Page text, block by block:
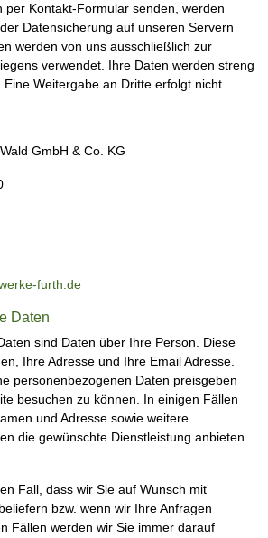
per Kontakt-Formular senden, werden
Datensicherung auf unseren Servern
werden von uns ausschließlich zur
verwendet. Ihre Daten werden streng
Weitergabe an Dritte erfolgt nicht.
GmbH & Co. KG
furth.de
Daten
sind Daten über Ihre Person. Diese
Ihre Adresse und Ihre Email Adresse.
personenbezogenen Daten preisgeben
besuchen zu können. In einigen Fällen
und Adresse sowie weitere
die gewünschte Dienstleistung anbieten
Fall, dass wir Sie auf Wunsch mit
bzw. wenn wir Ihre Anfragen
Fällen werden wir Sie immer darauf